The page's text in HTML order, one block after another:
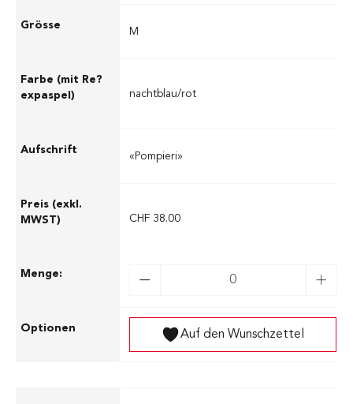
M
nachtblau/rot
«Pompieri»
CHF 38.00
Auf den Wunschzettel